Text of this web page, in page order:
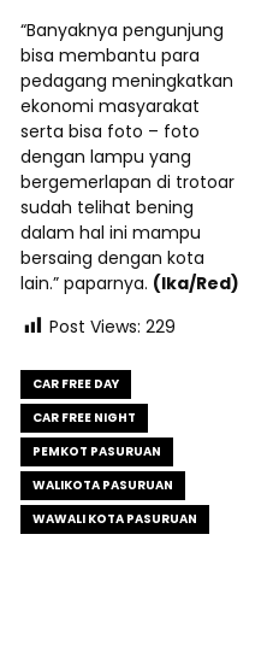
“Banyaknya pengunjung
bisa membantu para
pedagang meningkatkan
ekonomi masyarakat
serta bisa foto – foto
dengan lampu yang
bergemerlapan di trotoar
sudah telihat bening
dalam hal ini mampu
bersaing dengan kota
lain.” paparnya. (Ika/Red)
Post Views: 229
CAR FREE DAY
CAR FREE NIGHT
PEMKOT PASURUAN
WALIKOTA PASURUAN
WAWALI KOTA PASURUAN